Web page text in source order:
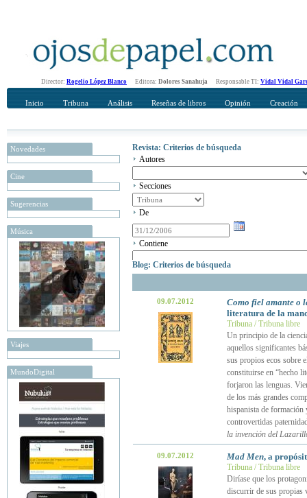
Director: Rogelio López Blanco Editora: Dolores Sanahuja Responsable TI: Vidal Vidal
Inicio Tribuna Análisis Reseñas de libros Opinión Creación
Novedades
Cine
Sugerencias
Música
Viajes
MundoDigital
Revista: Criterios de búsqueda
Autores
Secciones
De
Contiene
Blog: Criterios de búsqueda
09.07.2012
Como fiel amante o
literatura de la
Tribuna / Tribuna libre
Un principio de la
aquellos significantes
sus propios ecos sobre
constituirse en “hecho
forjaron las lenguas.
de los más grandes
hispanista de formación
controvertidas
la invención del
09.07.2012 Mad Men, a
Tribuna / Tribuna libre
Diríase que los
discurrir de sus propias